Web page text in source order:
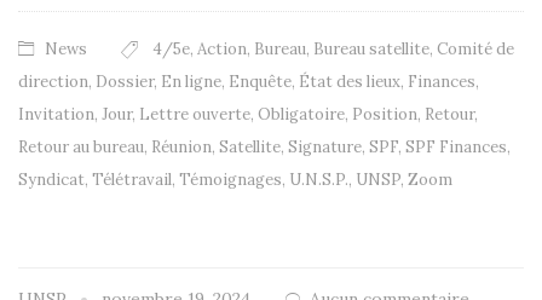
News 4/5e, Action, Bureau, Bureau satellite, Comité de
direction, Dossier, En ligne, Enquête, État des lieux, Finances,
Invitation, Jour, Lettre ouverte, Obligatoire, Position, Retour,
Retour au bureau, Réunion, Satellite, Signature, SPF, SPF Finances,
Syndicat, Télétravail, Témoignages, U.N.S.P., UNSP, Zoom